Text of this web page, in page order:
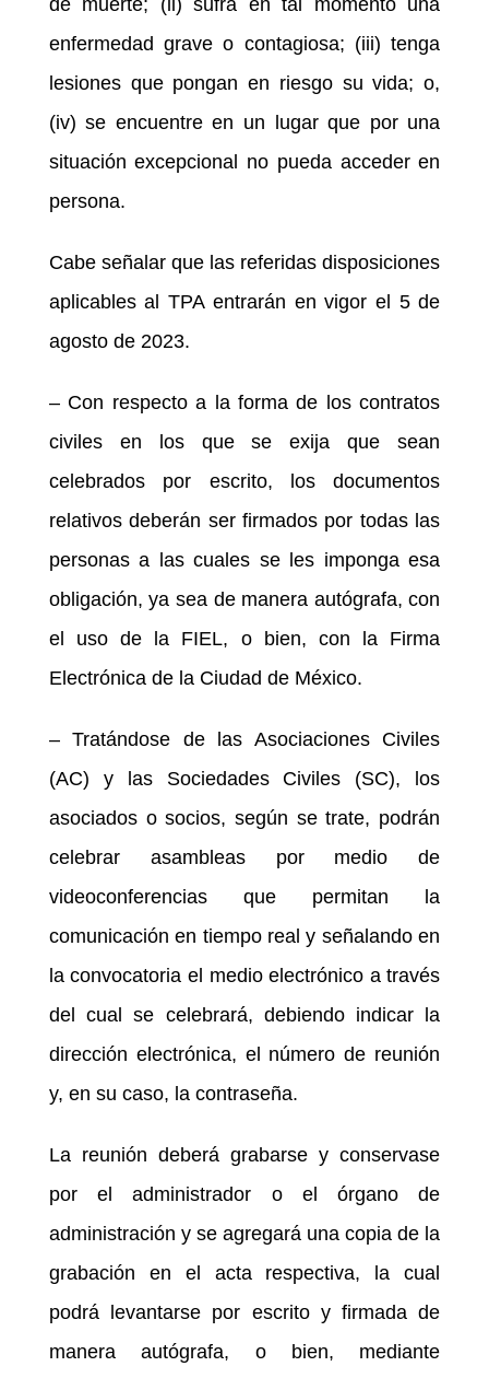
enfermedad grave o contagiosa; (iii) tenga
lesiones que pongan en riesgo su vida; o,
(iv) se encuentre en un lugar que por una
situación excepcional no pueda acceder en
persona.
Cabe señalar que las referidas disposiciones
aplicables al TPA entrarán en vigor el 5 de
agosto de 2023.
– Con respecto a la forma de los contratos
civiles en los que se exija que sean
celebrados por escrito, los documentos
relativos deberán ser firmados por todas las
personas a las cuales se les imponga esa
obligación, ya sea de manera autógrafa, con
el uso de la FIEL, o bien, con la Firma
Electrónica de la Ciudad de México.
– Tratándose de las Asociaciones Civiles
(AC) y las Sociedades Civiles (SC), los
asociados o socios, según se trate, podrán
celebrar asambleas por medio de
videoconferencias que permitan la
comunicación en tiempo real y señalando en
la convocatoria el medio electrónico a través
del cual se celebrará, debiendo indicar la
dirección electrónica, el número de reunión
y, en su caso, la contraseña.
La reunión deberá grabarse y conservase
por el administrador o el órgano de
administración y se agregará una copia de la
grabación en el acta respectiva, la cual
podrá levantarse por escrito y firmada de
manera autógrafa, o bien, mediante